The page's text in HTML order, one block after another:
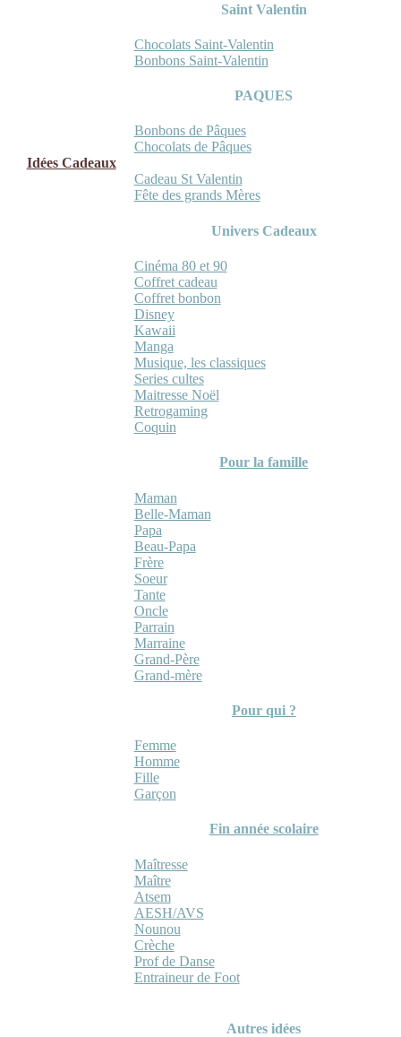
Saint Valentin
Chocolats Saint-Valentin
Bonbons Saint-Valentin
PAQUES
Bonbons de Pâques
Chocolats de Pâques
Idées Cadeaux
Cadeau St Valentin
Fête des grands Mères
Univers Cadeaux
Cinéma 80 et 90
Coffret cadeau
Coffret bonbon
Disney
Kawaii
Manga
Musique, les classiques
Series cultes
Maitresse Noël
Retrogaming
Coquin
Pour la famille
Maman
Belle-Maman
Papa
Beau-Papa
Frère
Soeur
Tante
Oncle
Parrain
Marraine
Grand-Père
Grand-mère
Pour qui ?
Femme
Homme
Fille
Garçon
Fin année scolaire
Maîtresse
Maître
Atsem
AESH/AVS
Nounou
Crèche
Prof de Danse
Entraineur de Foot
Autres idées